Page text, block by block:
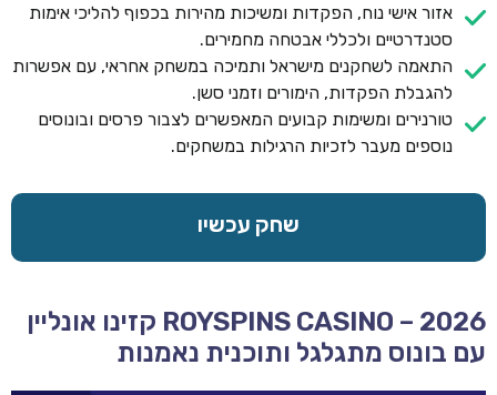
אזור אישי נוח, הפקדות ומשיכות מהירות בכפוף להליכי אימות
סטנדרטיים ולכללי אבטחה מחמירים.
התאמה לשחקנים מישראל ותמיכה במשחק אחראי, עם אפשרות
להגבלת הפקדות, הימורים וזמני סשן.
טורנירים ומשימות קבועים המאפשרים לצבור פרסים ובונוסים
נוספים מעבר לזכיות הרגילות במשחקים.
שחק עכשיו
ROYSPINS CASINO – 2026 קזינו אונליין
עם בונוס מתגלגל ותוכנית נאמנות